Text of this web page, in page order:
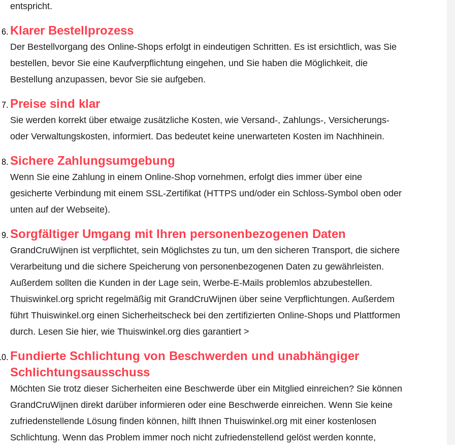
entspricht.
Klarer Bestellprozess
Der Bestellvorgang des Online-Shops erfolgt in eindeutigen Schritten. Es ist ersichtlich, was Sie
bestellen, bevor Sie eine Kaufverpflichtung eingehen, und Sie haben die Möglichkeit, die
Bestellung anzupassen, bevor Sie sie aufgeben.
Preise sind klar
Sie werden korrekt über etwaige zusätzliche Kosten, wie Versand-, Zahlungs-, Versicherungs-
oder Verwaltungskosten, informiert. Das bedeutet keine unerwarteten Kosten im Nachhinein.
Sichere Zahlungsumgebung
Wenn Sie eine Zahlung in einem Online-Shop vornehmen, erfolgt dies immer über eine
gesicherte Verbindung mit einem SSL-Zertifikat (HTTPS und/oder ein Schloss-Symbol oben oder
unten auf der Webseite).
Sorgfältiger Umgang mit Ihren personenbezogenen Daten
GrandCruWijnen ist verpflichtet, sein Möglichstes zu tun, um den sicheren Transport, die sichere
Verarbeitung und die sichere Speicherung von personenbezogenen Daten zu gewährleisten.
Außerdem sollten die Kunden in der Lage sein, Werbe-E-Mails problemlos abzubestellen.
Thuiswinkel.org spricht regelmäßig mit GrandCruWijnen über seine Verpflichtungen. Außerdem
führt Thuiswinkel.org einen Sicherheitscheck bei den zertifizierten Online-Shops und Plattformen
durch. Lesen Sie hier, wie Thuiswinkel.org dies garantiert >
Fundierte Schlichtung von Beschwerden und unabhängiger
Schlichtungsausschuss
Möchten Sie trotz dieser Sicherheiten eine Beschwerde über ein Mitglied einreichen? Sie können
GrandCruWijnen direkt darüber informieren oder eine Beschwerde einreichen. Wenn Sie keine
zufriedenstellende Lösung finden können, hilft Ihnen Thuiswinkel.org mit einer kostenlosen
Schlichtung. Wenn das Problem immer noch nicht zufriedenstellend gelöst werden konnte,